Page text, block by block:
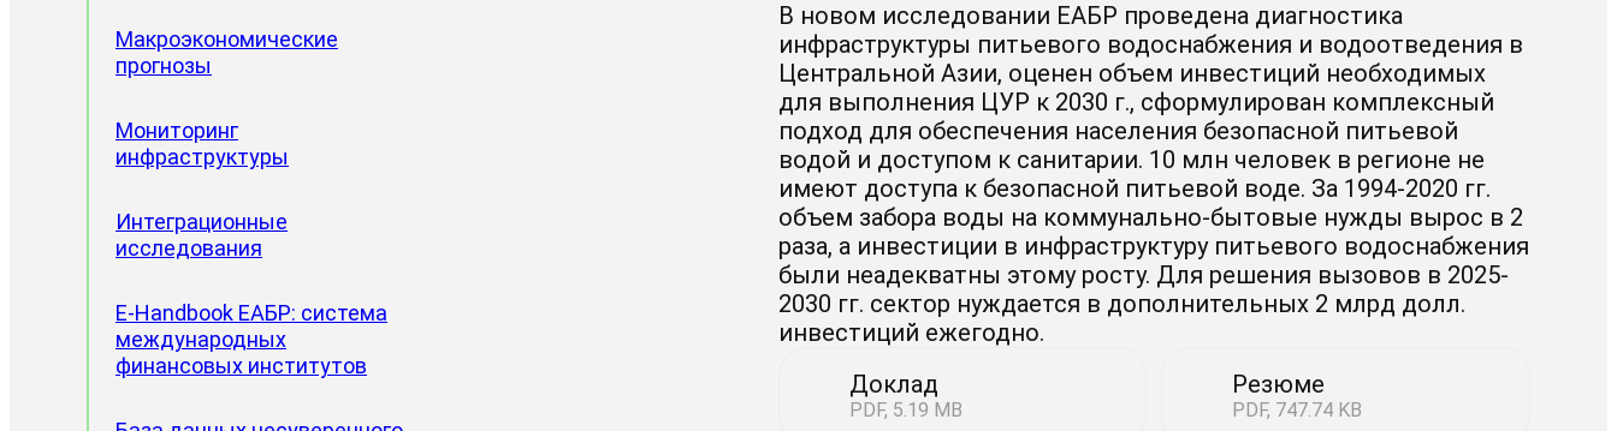
Макроэкономические
прогнозы
Мониторинг
инфраструктуры
Интеграционные
исследования
Проектные направления
Доклады ЦИИ
E-Handbook ЕАБР: система
международных
финансовых институтов
В новом исследовании ЕАБР проведена диагностика
инфраструктуры питьевого водоснабжения и водоотведения в
Центральной Азии, оценен объем инвестиций необходимых
для выполнения ЦУР к 2030 г., сформулирован комплексный
подход для обеспечения населения безопасной питьевой
водой и доступом к санитарии. 10 млн человек в регионе не
имеют доступа к безопасной питьевой воде. За 1994-2020 гг.
объем забора воды на коммунально-бытовые нужды вырос в 2
раза, а инвестиции в инфраструктуру питьевого водоснабжения
были неадекватны этому росту. Для решения вызовов в 2025-
2030 гг. сектор нуждается в дополнительных 2 млрд долл.
инвестиций ежегодно.
Доклад
PDF, 5.19 MB
Резюме
PDF, 747.74 KB